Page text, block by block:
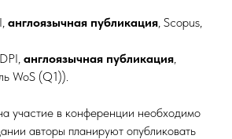
англоязычная публикация, Scopus,
англоязычная публикация,
WoS (Q1)).
участие в конференции необходимо
авторы планируют опубликовать